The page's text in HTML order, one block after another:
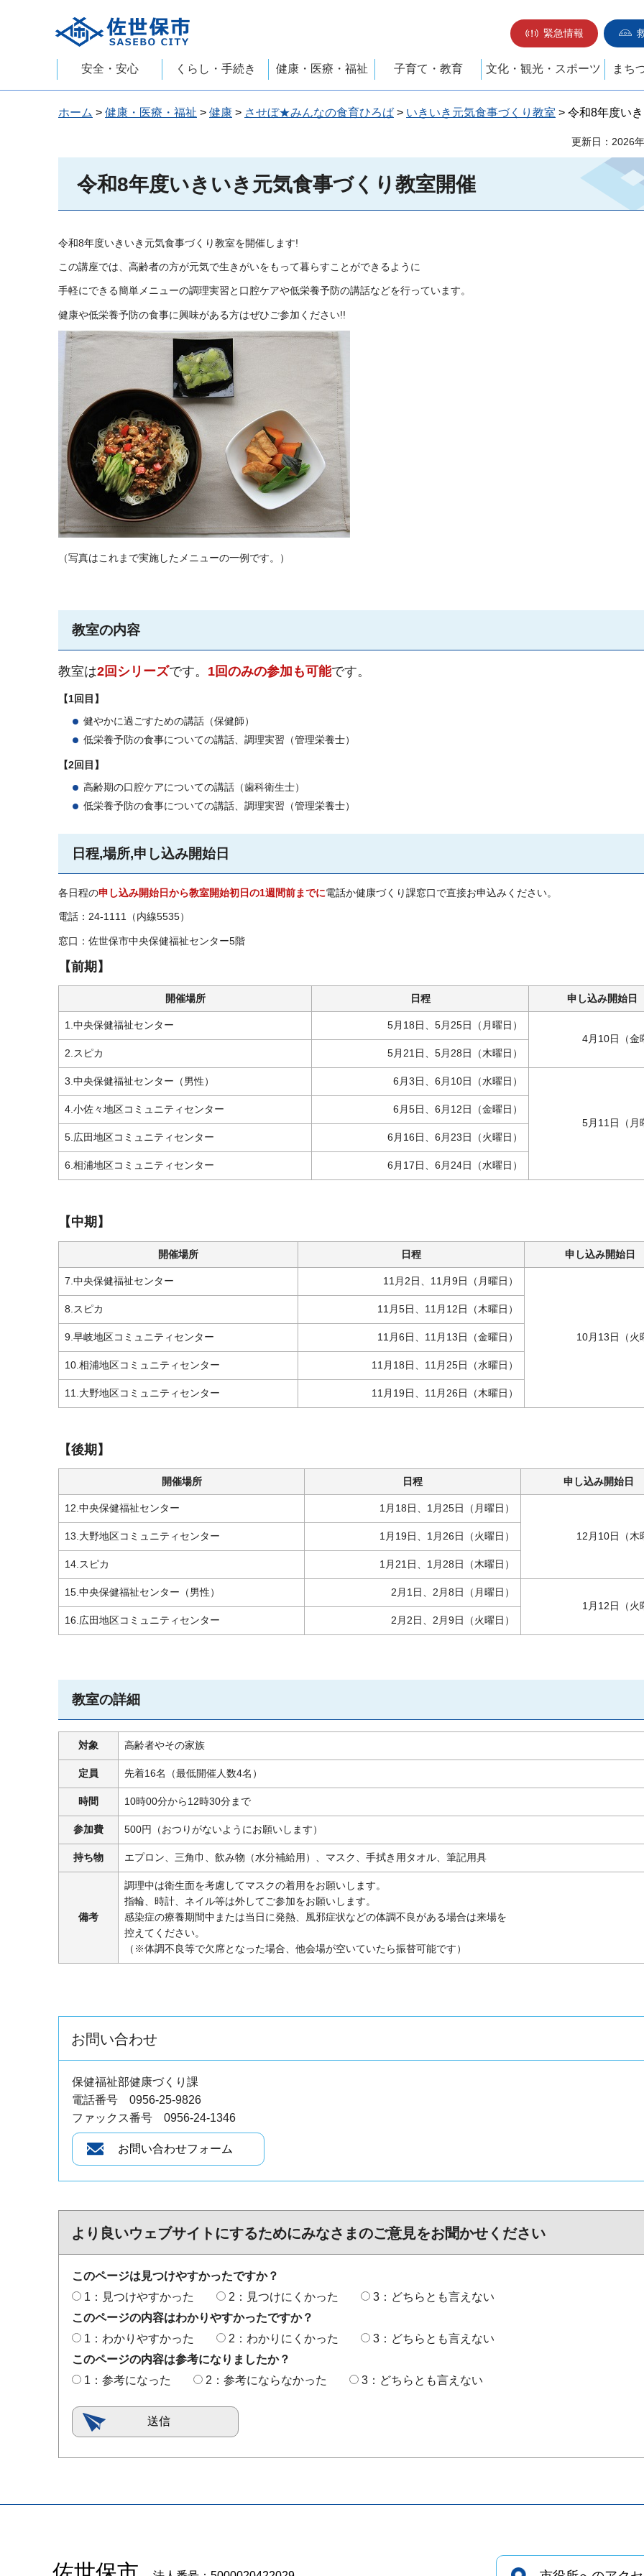
佐世保市
緊急情報
安全・安心 くらし・手続き 健康・医療・福祉 子育て・教育 文化・観光・スポーツ まち
ホーム > 健康・医療・福祉 > 健康 > させぼ★みんなの食育ひろば > いきいき元気食事づくり教室 > 令和8年度い
更新日：2026
令和8年度いきいき元気食事づくり教室開催
令和8年度いきいき元気食事づくり教室を開催します!
この講座では、高齢者の方が元気で生きがいをもって暮らすことができるように
手軽にできる簡単メニューの調理実習と口腔ケアや低栄養予防の講話などを行っています。
健康や低栄養予防の食事に興味がある方はぜひご参加ください!!
（写真はこれまで実施したメニューの一例です。）
教室の内容
教室は2回シリーズです。 1回のみの参加も可能です。
【1回目】
健やかに過ごすための講話（保健師）
低栄養予防の食事についての講話、調理実習（管理栄養士）
【2回目】
高齢期の口腔ケアについての講話（歯科衛生士）
低栄養予防の食事についての講話、調理実習（管理栄養士）
日程,場所,申し込み開始日
各日程の申し込み開始日から教室開始初日の1週間前までに電話か健康づくり課窓口で直接お申込みください。
電話：24-1111（内線5535）
窓口：佐世保市中央保健福祉センター5階
【前期】
開催場所 日程 申し込み開始日
1.中央保健福祉センター
5月18日、5月25日（月曜日）
4月10日（金
2.スピカ
5月21日、5月28日（木曜日）
3.中央保健福祉センター（男性） 6月3日、6月10日（水曜日）
5月11日（月
4.小佐々地区コミュニティセンター 6月5日、6月12日（金曜日）
5.広田地区コミュニティセンター 6月16日、6月23日（火曜日）
6.相浦地区コミュニティセンター 6月17日、6月24日（水曜日）
【中期】
開催場所 日程 申し込み開始日
7.中央保健福祉センター 11月2日、11月9日（月曜日）
10月13日（火
8.スピカ 11月5日、11月12日（木曜日）
9.早岐地区コミュニティセンター 11月6日、11月13日（金曜日）
10.相浦地区コミュニティセンター 11月18日、11月25日（水曜日）
11.大野地区コミュニティセンター 11月19日、11月26日（木曜日）
【後期】
開催場所 日程 申し込み開始日
12.中央保健福祉センター 1月18日、1月25日（月曜日）
12月10日（木
13.大野地区コミュニティセンター 1月19日、1月26日（火曜日）
14.スピカ 1月21日、1月28日（木曜日）
15.中央保健福祉センター（男性）
2月1日、2月8日（月曜日）
1月12日（火
16.広田地区コミュニティセンター
2月2日、2月9日（火曜日）
教室の詳細
対象 高齢者やその家族
定員 先着16名（最低開催人数4名）
時間 10時00分から12時30分まで
参加費 500円（おつりがないようにお願いします）
持ち物 エプロン、三角巾、飲み物（水分補給用）、マスク、手拭き用タオル、筆記用具
備考
調理中は衛生面を考慮してマスクの着用をお願いします。
指輪、時計、ネイル等は外してご参加をお願いします。
感染症の療養期間中または当日に発熱、風邪症状などの体調不良がある場合は来場を
控えてください。
（※体調不良等で欠席となった場合、他会場が空いていたら振替可能です）
お問い合わせ
保健福祉部健康づくり課
電話番号 0956-25-9826
ファックス番号 0956-24-1346
より良いウェブサイトにするためにみなさまのご意見をお聞かせください
このページは見つけやすかったですか？
1：見つけやすかった
2：見つけにくかった
3：どちらとも言えない
このページの内容はわかりやすかったですか？
1：わかりやすかった
2：わかりにくかった
3：どちらとも言えない
このページの内容は参考になりましたか？
1：参考になった
2：参考にならなかった 3：どちらとも言えない